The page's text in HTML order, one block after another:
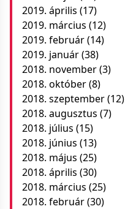
2019. április (17)
2019. március (12)
2019. február(14)
2019. január(38)
2018. november(3)
2018. október(8)
2018. szeptember(12)
2018. augusztus (7)
2018. július (15)
2018. június (13)
2018. május (25)
2018. április (30)
2018. március (25)
2018. február(30)